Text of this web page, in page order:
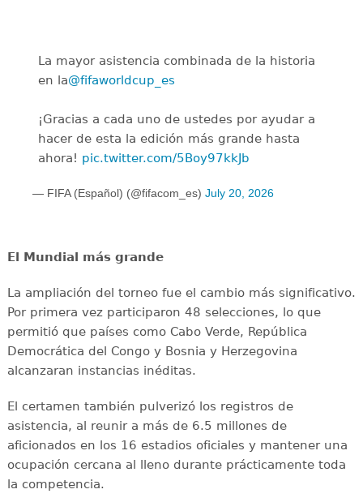
La mayor asistencia combinada de la historia
en la@fifaworldcup_es
¡Gracias a cada uno de ustedes por ayudar a
hacer de esta la edición más grande hasta
ahora! pic.twitter.com/5Boy97kkJb
— FIFA (Español) (@fifacom_es) July 20, 2026
El Mundial más grande
La ampliación del torneo fue el cambio más significativo.
Por primera vez participaron 48 selecciones, lo que
permitió que países como Cabo Verde, República
Democrática del Congo y Bosnia y Herzegovina
alcanzaran instancias inéditas.
El certamen también pulverizó los registros de
asistencia, al reunir a más de 6.5 millones de
aficionados en los 16 estadios oficiales y mantener una
ocupación cercana al lleno durante prácticamente toda
la competencia.